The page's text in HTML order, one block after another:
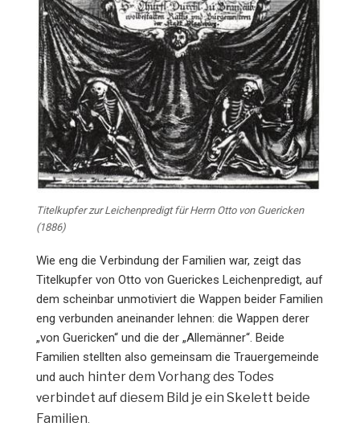
Titelkupfer zur Leichenpredigt für Herrn Otto von Guericken
(1886)
Wie eng die Verbindung der Familien war, zeigt das
Titelkupfer von Otto von Guerickes Leichenpredigt, auf
dem scheinbar unmotiviert die Wappen beider Familien
eng verbunden aneinander lehnen: die Wappen derer
„von Guericken“ und die der „Allemänner“. Beide
Familien stellten also gemeinsam die Trauergemeinde
und auch hinter dem Vorhang des Todes
verbindet auf diesem Bild je ein Skelett beide
Familien.